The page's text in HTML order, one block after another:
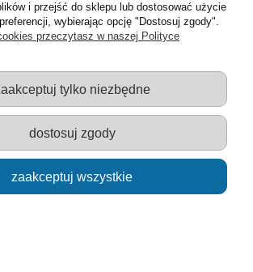
24,00 zł
do koszyka
i przejść do sklepu lub dostosować użycie
wybierając opcję "Dostosuj zgody".
przeczytasz w naszej Polityce
tylko niezbędne
dostosuj zgody
zaakceptuj wszystkie